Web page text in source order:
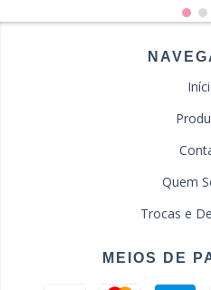
Quem
Trocas e
MEIOS DE